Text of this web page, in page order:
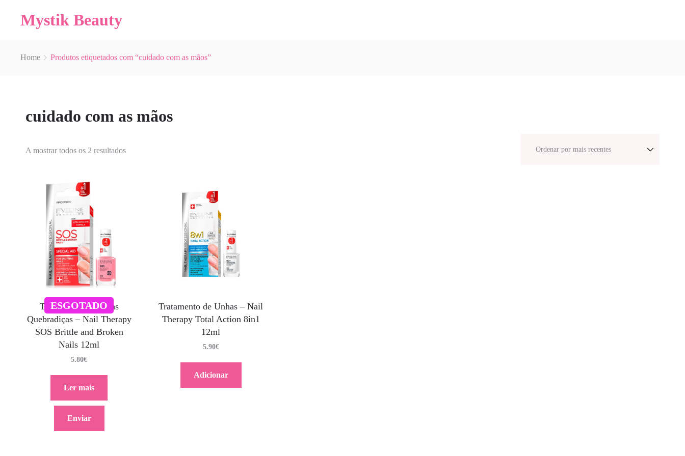
Mystik Beauty
Home Produtos etiquetados com “cuidado com as mãos”
cuidado com as mãos
A mostrar todos os 2 resultados
ESGOTADO
Tratamento de Unhas
Quebradiças – Nail Therapy
SOS Brittle and Broken
Nails 12ml
5.80€
Ler mais
Enviar
Tratamento de Unhas – Nail
Therapy Total Action 8in1
12ml
5.90€
Adicionar